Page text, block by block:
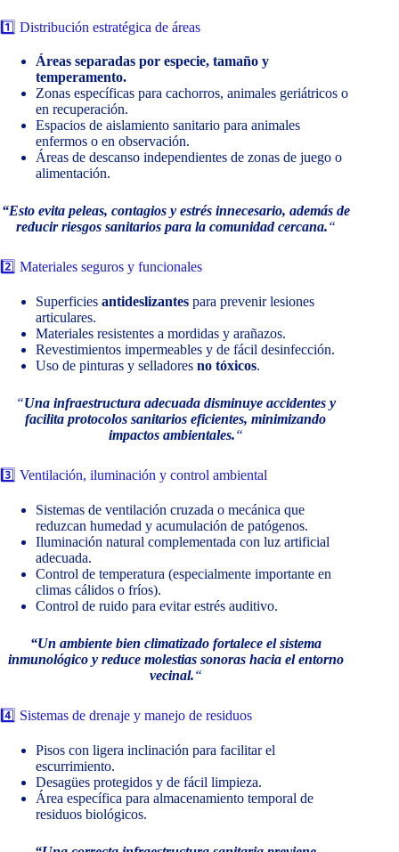
1️⃣ Distribución estratégica de áreas
Áreas separadas por especie, tamaño y
temperamento.
Zonas específicas para cachorros, animales geriátricos o
en recuperación.
Espacios de aislamiento sanitario para animales
enfermos o en observación.
Áreas de descanso independientes de zonas de juego o
alimentación.
“Esto evita peleas, contagios y estrés innecesario, además de
reducir riesgos sanitarios para la comunidad cercana.“
2️⃣ Materiales seguros y funcionales
Superficies antideslizantes para prevenir lesiones
articulares.
Materiales resistentes a mordidas y arañazos.
Revestimientos impermeables y de fácil desinfección.
Uso de pinturas y selladores no tóxicos.
“Una infraestructura adecuada disminuye accidentes y
facilita protocolos sanitarios eficientes, minimizando
impactos ambientales.“
3️⃣ Ventilación, iluminación y control ambiental
Sistemas de ventilación cruzada o mecánica que
reduzcan humedad y acumulación de patógenos.
Iluminación natural complementada con luz artificial
adecuada.
Control de temperatura (especialmente importante en
climas cálidos o fríos).
Control de ruido para evitar estrés auditivo.
“Un ambiente bien climatizado fortalece el sistema
inmunológico y reduce molestias sonoras hacia el entorno
vecinal.“
4️⃣ Sistemas de drenaje y manejo de residuos
Pisos con ligera inclinación para facilitar el
escurrimiento.
Desagües protegidos y de fácil limpieza.
Área específica para almacenamiento temporal de
residuos biológicos.